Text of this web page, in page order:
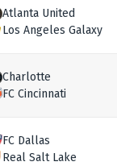
Atlanta United
Los Angeles Galaxy
Charlotte
FC Cincinnati
FC Dallas
Real Salt Lake